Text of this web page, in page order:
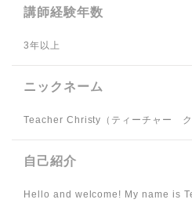
講師経験年数
3年以上
ニックネーム
Teacher Christy（ティーチャー ク
自己紹介
Hello and welcome! My name is